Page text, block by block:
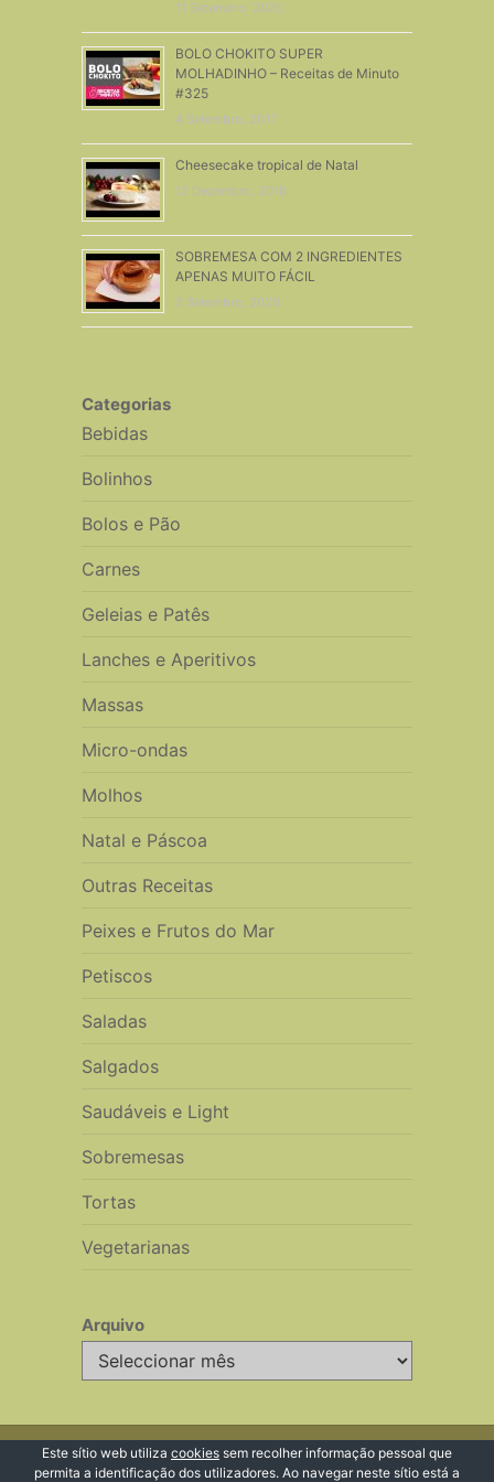
11 Setembro, 2020
BOLO CHOKITO SUPER
MOLHADINHO – Receitas de Minuto
#325
4 Setembro, 2017
Cheesecake tropical de Natal
12 Dezembro, 2018
SOBREMESA COM 2 INGREDIENTES
APENAS MUITO FÁCIL
3 Setembro, 2020
Categorias
Bebidas
Bolinhos
Bolos e Pão
Carnes
Geleias e Patês
Lanches e Aperitivos
Massas
Micro-ondas
Molhos
Natal e Páscoa
Outras Receitas
Peixes e Frutos do Mar
Petiscos
Saladas
Salgados
Saudáveis e Light
Sobremesas
Tortas
Vegetarianas
Arquivo
Arquivo
© 2026 Receitas de Cozinha
Este sítio web utiliza cookies sem recolher informação pessoal que
permita a identificação dos utilizadores. Ao navegar neste sítio está a